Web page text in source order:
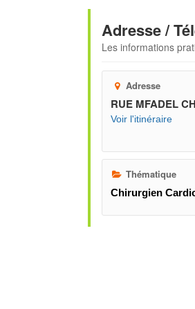
Adresse /
Les informations
Adresse
RUE MFADEL
Voir l'itinéraire
Thématique
Chirurgien